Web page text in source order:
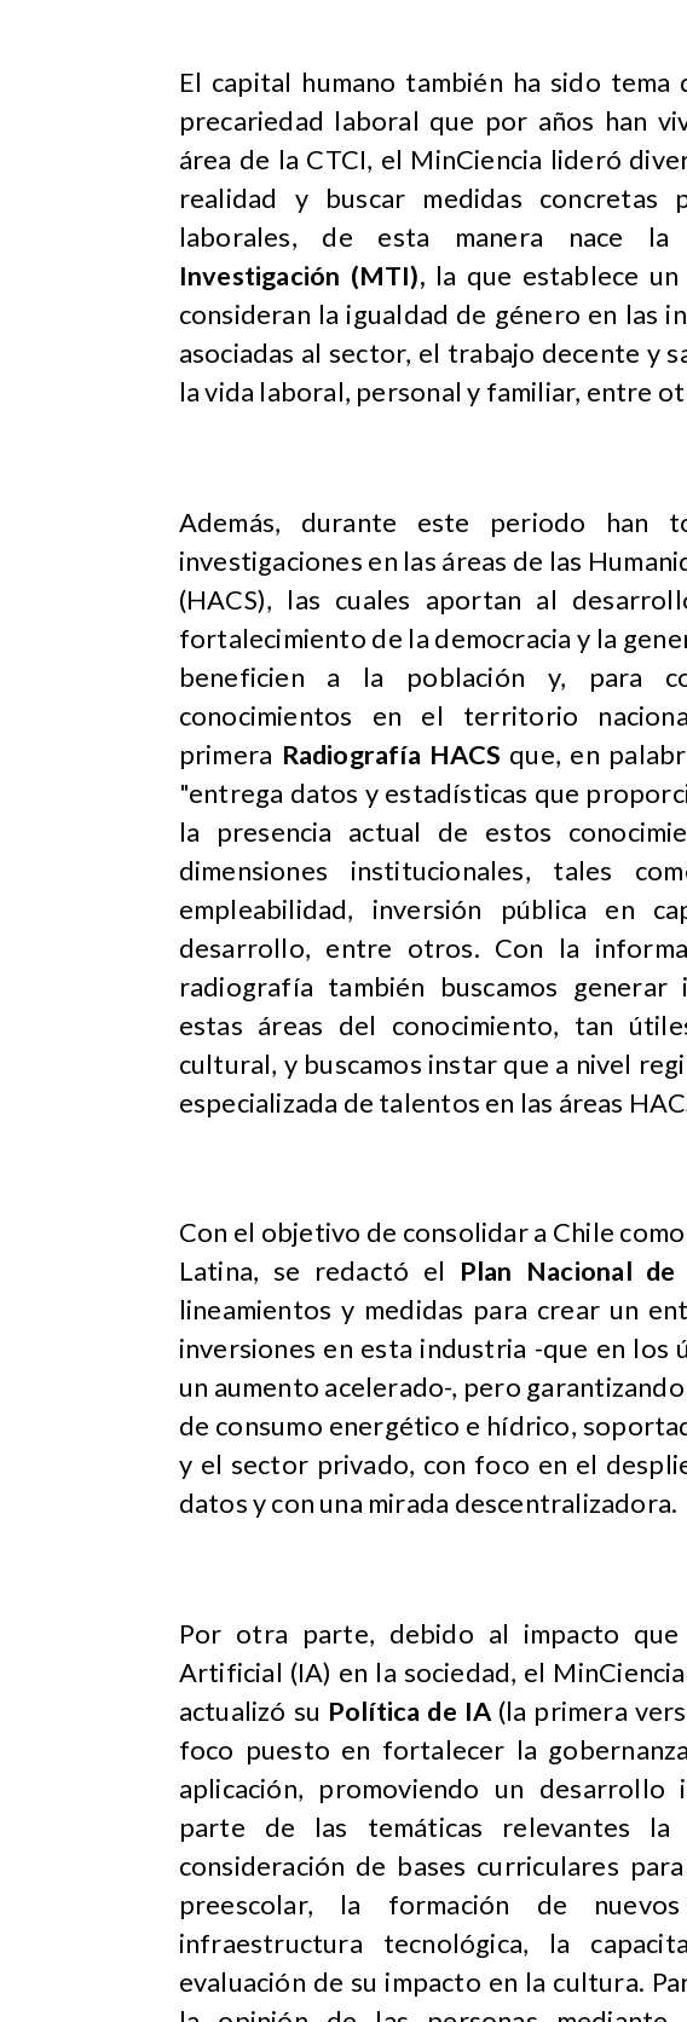
El capital humano también ha sido
precariedad laboral que por años han
área de la CTCI, el MinCiencia lideró
realidad y buscar medidas concretas
laborales, de esta manera nace la
Investigación (MTI), la que establece
consideran la igualdad de género en las
asociadas al sector, el trabajo decente y
la vida laboral, personal y familiar, entre
Además, durante este periodo han
investigaciones en las áreas de las
(HACS), las cuales aportan al
fortalecimiento de la democracia y la
beneficien a la población y, para
conocimientos en el territorio
primera Radiografía HACS que, en
"entrega datos y estadísticas que
la presencia actual de estos
dimensiones institucionales, tales
empleabilidad, inversión pública en
desarrollo, entre otros. Con la
radiografía también buscamos
estas áreas del conocimiento, tan
cultural, y buscamos instar que a nivel
especializada de talentos en las áreas
Con el objetivo de consolidar a Chile
Latina, se redactó el Plan Nacional
lineamientos y medidas para crear un
inversiones en esta industria -que en los
un aumento acelerado-, pero
de consumo energético e hídrico,
y el sector privado, con foco en el
datos y con una mirada descentralizadora.
Por otra parte, debido al impacto
Artificial (IA) en la sociedad, el
actualizó su Política de IA (la primera
foco puesto en fortalecer la
aplicación, promoviendo un desarrollo
parte de las temáticas relevantes la
consideración de bases curriculares
preescolar, la formación de
infraestructura tecnológica, la
evaluación de su impacto en la cultura.